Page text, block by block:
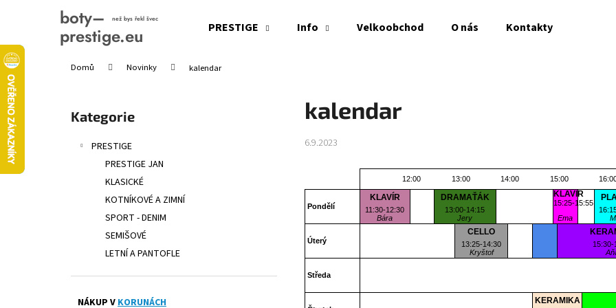
PRESTIGE Info Velkoobchod O nás Kontakty
Domů Novinky kalendar
Přeskočit
kategorie
Kategorie
PRESTIGE
PRESTIGE JAN
KLASICKÉ
KOTNÍKOVÉ A ZIMNÍ
SPORT - DENIM
SEMIŠOVÉ
LETNÍ A PANTOFLE
NÁKUP VKORUNÁCH
kalendar
6.9.2023
12:00 13:00 14:00 15:00
Pondělí
KLAVÍR
11:30-12:30
Bára
DRAMAŤÁK
13:00-14:15
Jery
KLAVÍR
15:25-15:55
Ema
Úterý
CELLO
13:25-14:30
Kryštof
IT STEP
15:00-17:15
15:30-
Středa
KERAMIKA
š
í
k
Zpět
Zpět
Doporučujeme